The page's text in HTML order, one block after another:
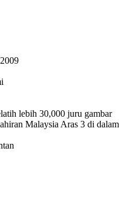
lebih 30,000 juru gambar
Malaysia Aras 3 di